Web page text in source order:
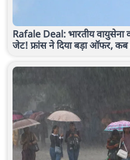
Rafale Deal: भारतीय
जेट! फ्रांस ने दिया बड़ा ऑफर, कब